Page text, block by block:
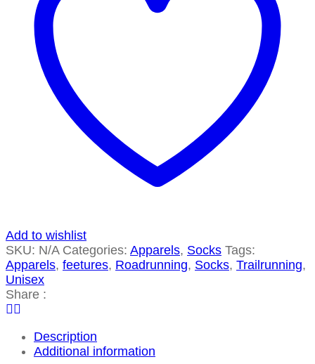
Add to wishlist
SKU: N/A Categories: Apparels, Socks Tags:
Apparels, feetures, Roadrunning, Socks, Trailrunning,
Unisex
Share :
Description
Additional information